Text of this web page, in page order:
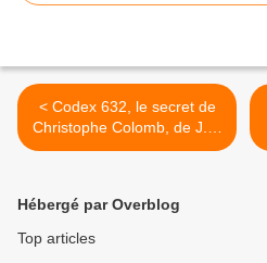
< Codex 632, le secret de
Christophe Colomb, de J.R.
Dos Santos
Hébergé par Overblog
Top articles